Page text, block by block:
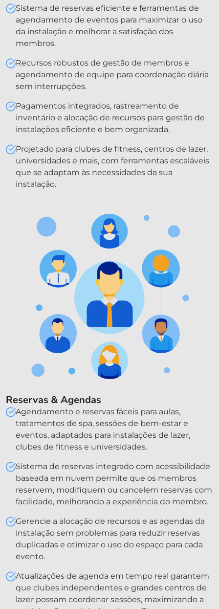
Sistema de reservas eficiente e ferramentas de
agendamento de eventos para maximizar o uso
da instalação e melhorar a satisfação dos
membros.
Recursos robustos de gestão de membros e
agendamento de equipe para coordenação diária
sem interrupções.
Pagamentos integrados, rastreamento de
inventário e alocação de recursos para gestão de
instalações eficiente e bem organizada.
Projetado para clubes de fitness, centros de lazer,
universidades e mais, com ferramentas escaláveis
que se adaptam às necessidades da sua
instalação.
Reservas & Agendas
Agendamento e reservas fáceis para aulas,
tratamentos de spa, sessões de bem-estar e
eventos, adaptados para instalações de lazer,
clubes de fitness e universidades.
Sistema de reservas integrado com acessibilidade
baseada em nuvem permite que os membros
reservem, modifiquem ou cancelem reservas com
facilidade, melhorando a experiência do membro.
Gerencie a alocação de recursos e as agendas da
instalação sem problemas para reduzir reservas
duplicadas e otimizar o uso do espaço para cada
evento.
Atualizações de agenda em tempo real garantem
que clubes independentes e grandes centros de
lazer possam coordenar sessões, maximizando a